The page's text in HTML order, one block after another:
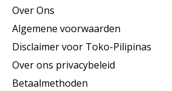
Over Ons
Algemene voorwaarden
Disclaimer voor Toko-Pilipinas
Over ons privacybeleid
Betaalmethoden